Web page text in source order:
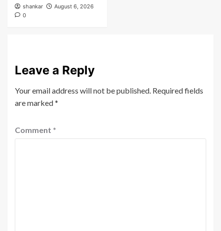
shankar
August 6, 2026
0
Leave a Reply
Your email address will not be published. Required fields
are marked*
Comment *